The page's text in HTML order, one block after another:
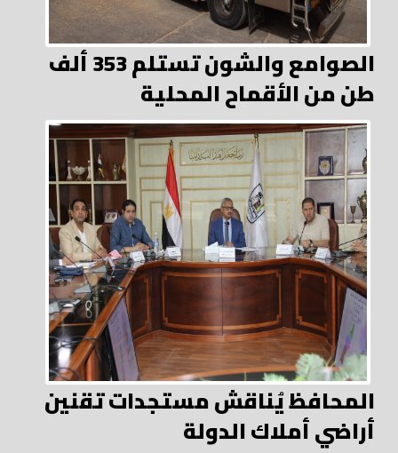
الصوامع والشون تستلم 353 ألف
طن من الأقماح المحلية
المحافظ يُناقش مستجدات تقنين
أراضي أملاك الدولة